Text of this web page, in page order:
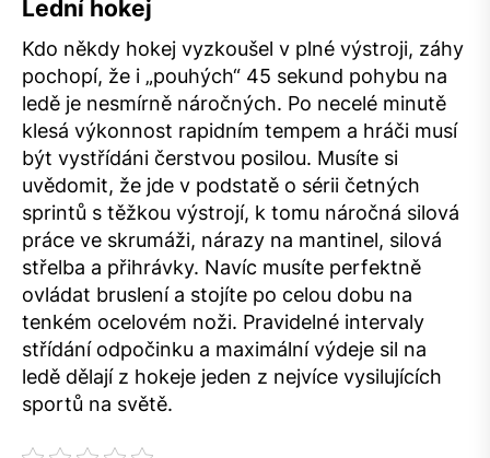
Lední hokej
Kdo někdy hokej vyzkoušel v plné výstroji, záhy
pochopí, že i „pouhých“ 45 sekund pohybu na
ledě je nesmírně náročných. Po necelé minutě
klesá výkonnost rapidním tempem a hráči musí
být vystřídáni čerstvou posilou. Musíte si
uvědomit, že jde v podstatě o sérii četných
sprintů s těžkou výstrojí, k tomu náročná silová
práce ve skrumáži, nárazy na mantinel, silová
střelba a přihrávky. Navíc musíte perfektně
ovládat bruslení a stojíte po celou dobu na
tenkém ocelovém noži. Pravidelné intervaly
střídání odpočinku a maximální výdeje sil na
ledě dělají z hokeje jeden z nejvíce vysilujících
sportů na světě.